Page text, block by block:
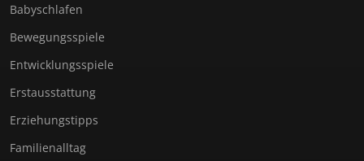
Babyschlafen
Bewegungsspiele
Entwicklungsspiele
Erstausstattung
Erziehungstipps
Familienalltag